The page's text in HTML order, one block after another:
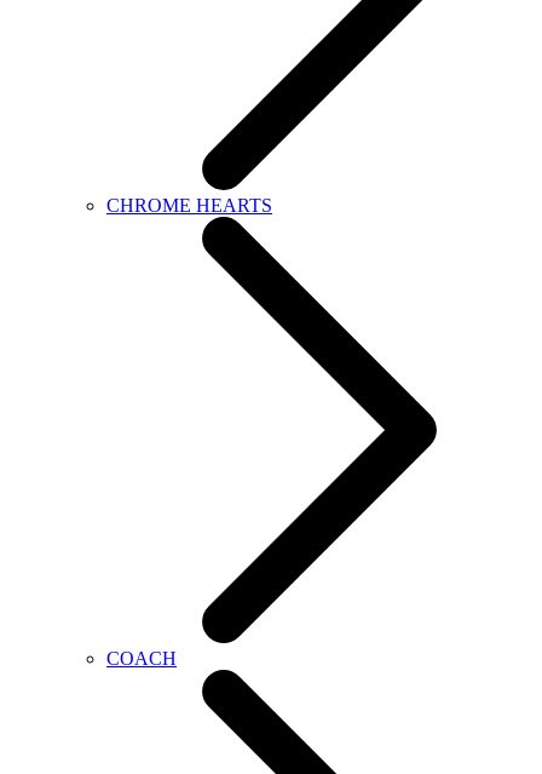
CHROME HEARTS
COACH